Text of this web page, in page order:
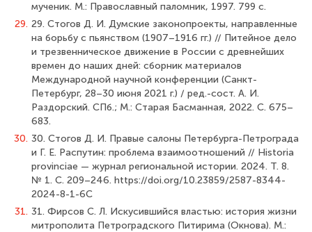
мученик. М.: Православный паломник, 1997. 799 с.
29. 29. Стогов Д. И. Думские законопроекты, направленные
на борьбу с пьянством (1907–1916 гг.) // Питейное дело
и трезвенническое движение в России с древнейших
времен до наших дней: сборник материалов
Международной научной конференции (Санкт-
Петербург, 28–30 июня 2021 г.) / ред.-сост. А. И.
Раздорский. СПб.; М.: Старая Басманная, 2022. С. 675–
683.
30. 30. Стогов Д. И. Правые салоны Петербурга-Петрограда
и Г. Е. Распутин: проблема взаимоотношений // Historia
provinciae — журнал региональной истории. 2024. Т. 8.
№ 1. С. 209–246. https://doi.org/10.23859/2587-8344-
2024-8-1-6С
31. 31. Фирсов С. Л. Искусившийся властью: история жизни
митрополита Петроградского Питирима (Окнова). М.: